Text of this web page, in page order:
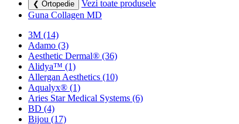
❮ Ortopedie
Vezi toate produsele
Guna Collagen MD
3M (14)
Adamo (3)
Aesthetic Dermal® (36)
Alidya™ (1)
Allergan Aesthetics (10)
Aqualyx® (1)
Aries Star Medical Systems (6)
BD (4)
Bijou (17)